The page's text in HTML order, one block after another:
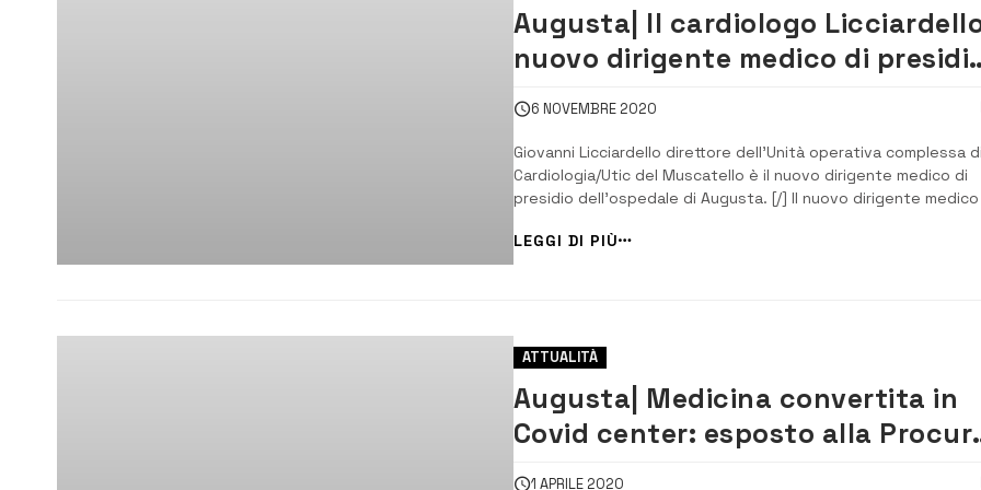
Augusta| Il cardiologo
nuovo dirigente medico di
del Muscatello
6 NOVEMBRE 2020
Giovanni Licciardello direttore dell’Unità operativa complessa di
Cardiologia/Utic del Muscatello è il nuovo dirigente medico di
presidio dell’ospedale di Augusta. [/] Il nuovo dirigente medico
Licciardello, direttore dell’Unità operativa complessa di
Cardiologia/Utic del Mu...
LEGGI DI PIÙ
ATTUALITÀ
Augusta| Medicina convertita in
Covid center: esposto alla
del consigliere Di Mare
1 APRILE 2020